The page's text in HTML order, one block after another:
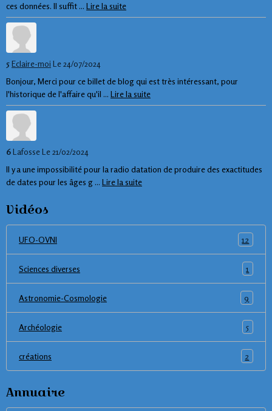
ces données. Il suffit ... Lire la suite
5Eclaire-moi Le 24/07/2024
Bonjour, Merci pour ce billet de blog qui est très intéressant, pour
l'historique de l'affaire qu'il ... Lire la suite
6LafosseLe 21/02/2024
Il y a une impossibilité pour la radio datation de produire des exactitudes
de dates pour les âges g ... Lire la suite
Vidéos
UFO-OVNI 12
Sciences diverses 1
Astronomie-Cosmologie 9
Archéologie 5
créations 2
Annuaire